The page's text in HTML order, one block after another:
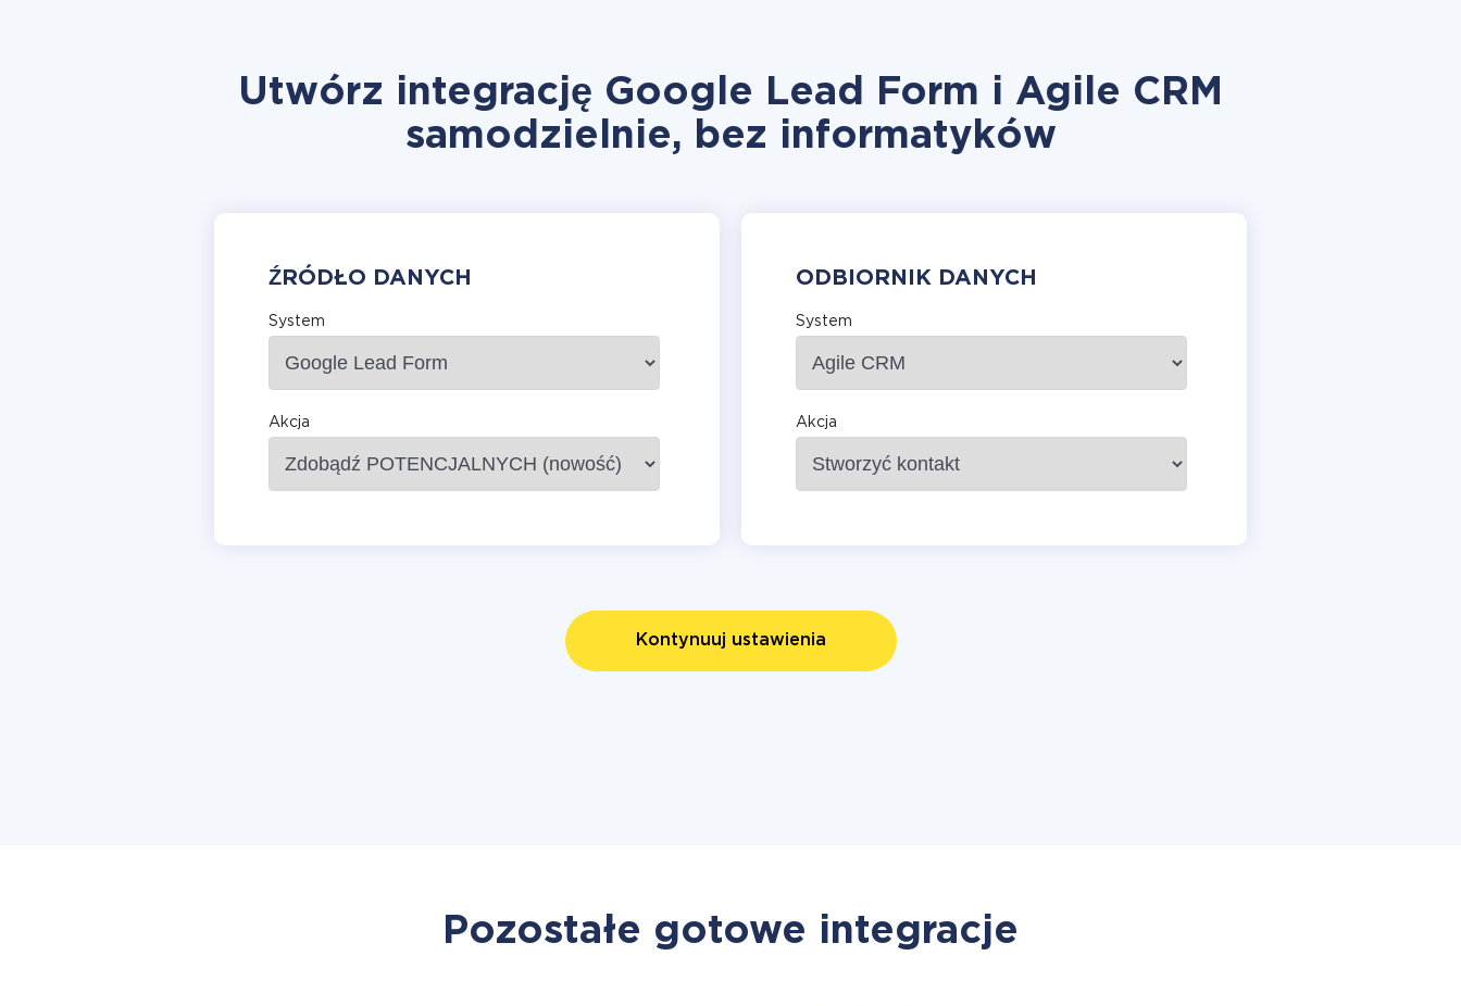
Utwórz integrację Google Lead Form i Agile CRM
samodzielnie, bez informatyków
ŹRÓDŁO DANYCH
System
Akcja
ODBIORNIK DANYCH
System
Akcja
Kontynuuj ustawienia
Pozostałe gotowe integracje